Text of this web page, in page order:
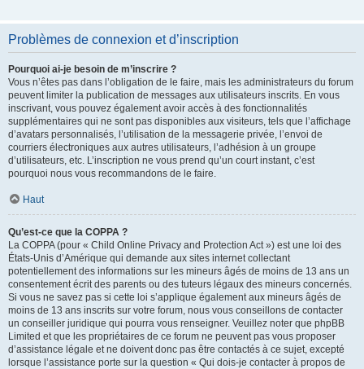
Problèmes de connexion et d’inscription
Pourquoi ai-je besoin de m’inscrire ?
Vous n’êtes pas dans l’obligation de le faire, mais les administrateurs du forum
peuvent limiter la publication de messages aux utilisateurs inscrits. En vous
inscrivant, vous pouvez également avoir accès à des fonctionnalités
supplémentaires qui ne sont pas disponibles aux visiteurs, tels que l’affichage
d’avatars personnalisés, l’utilisation de la messagerie privée, l’envoi de
courriers électroniques aux autres utilisateurs, l’adhésion à un groupe
d’utilisateurs, etc. L’inscription ne vous prend qu’un court instant, c’est
pourquoi nous vous recommandons de le faire.
Haut
Qu’est-ce que la COPPA ?
La COPPA (pour « Child Online Privacy and Protection Act ») est une loi des
États-Unis d’Amérique qui demande aux sites internet collectant
potentiellement des informations sur les mineurs âgés de moins de 13 ans un
consentement écrit des parents ou des tuteurs légaux des mineurs concernés.
Si vous ne savez pas si cette loi s’applique également aux mineurs âgés de
moins de 13 ans inscrits sur votre forum, nous vous conseillons de contacter
un conseiller juridique qui pourra vous renseigner. Veuillez noter que phpBB
Limited et que les propriétaires de ce forum ne peuvent pas vous proposer
d’assistance légale et ne doivent donc pas être contactés à ce sujet, excepté
lorsque l’assistance porte sur la question « Qui dois-je contacter à propos de